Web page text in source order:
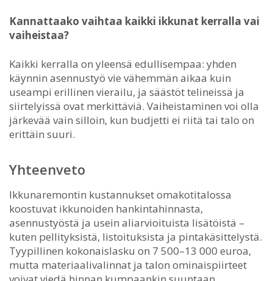
Kannattaako vaihtaa kaikki ikkunat kerralla vai
vaiheistaa?
Kaikki kerralla on yleensä edullisempaa: yhden
käynnin asennustyö vie vähemmän aikaa kuin
useampi erillinen vierailu, ja säästöt telineissä ja
siirtelyissä ovat merkittäviä. Vaiheistaminen voi olla
järkevää vain silloin, kun budjetti ei riitä tai talo on
erittäin suuri.
Yhteenveto
Ikkunaremontin kustannukset omakotitalossa
koostuvat ikkunoiden hankintahinnasta,
asennustyöstä ja usein aliarvioituista lisätöistä –
kuten pellityksistä, listoituksista ja pintakäsittelystä.
Tyypillinen kokonaislasku on 7 500–13 000 euroa,
mutta materiaalivalinnat ja talon ominaispiirteet